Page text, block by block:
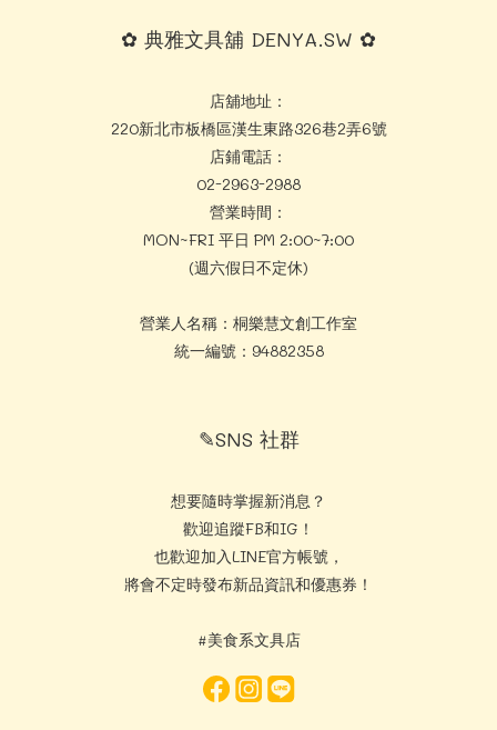
✿ 典雅文具舖 DENYA.SW ✿
店舖地址：
220新北市板橋區漢生東路326巷2弄6號
店鋪電話：
02-2963-2988
營業時間：
MON~FRI 平日 PM 2:00~7:00
(週六假日不定休)
營業人名稱：桐樂慧文創工作室
統一編號：94882358
✎SNS 社群
想要隨時掌握新消息？
歡迎追蹤FB和IG！
也歡迎加入LINE官方帳號，
將會不定時發布新品資訊和優惠券！
#美食系文具店